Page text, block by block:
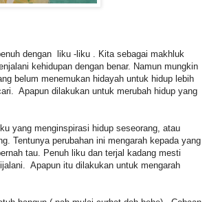
dengan liku -liku . Kita sebagai makhluk
kehidupan dengan benar. Namun mungkin
belum menemukan hidayah untuk hidup lebih
Apapun dilakukan untuk merubah hidup yang
yang menginspirasi hidup seseorang, atau
Tentunya perubahan ini mengarah kepada yang
tau. Penuh liku dan terjal kadang mesti
Apapun itu dilakukan untuk mengarah